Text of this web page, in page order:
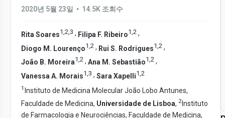
2020년 5월 23일 • 14.5K 조회수
Rita Soares1,2,3 , Filipa F. Ribeiro1,2 ,
Diogo M. Lourenço1 2 , Rui S. Rodrigues1 2 ,
João B. Moreira1,2 , Ana M. Sebastião1,2 ,
Vanessa A. Morais1 3 , Sara Xapelli1 2
1 Instituto de Medicina Molecular João Lobo Antunes,
Faculdade de Medicina, Universidade de Lisboa, 2 Instituto
de Farmacologia e Neurociências, Faculdade de Medicina,